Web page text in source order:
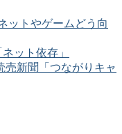
ットやゲームどう向
ット依存」
新聞「つながりキャ